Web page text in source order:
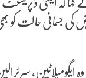
کہا کہ اینٹی
جسمانی حالت کو بھی
ایگومیلاٹین،